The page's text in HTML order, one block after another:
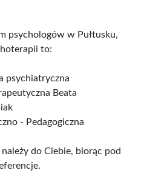
psychologów w Pułtusku,
to:
psychiatryczna
Beata
- Pedagogiczna
do Ciebie, biorąc pod